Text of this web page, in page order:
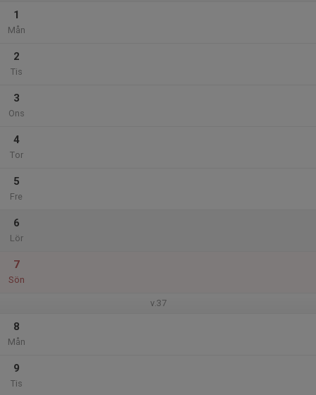
1
Mån
2
Tis
3
Ons
4
Tor
5
Fre
6
Lör
7
Sön
v.37
8
Mån
9
Tis